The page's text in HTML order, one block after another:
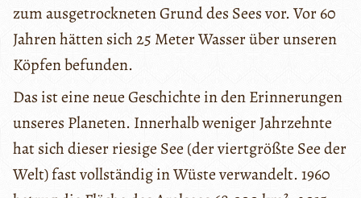
zum ausgetrockneten Grund des Sees vor. Vor 60
Jahren hätten sich 25 Meter Wasser über unseren
Köpfen befunden.
Das ist eine neue Geschichte in den Erinnerungen
unseres Planeten. Innerhalb weniger Jahrzehnte
hat sich dieser riesige See (der viertgrößte See der
Welt) fast vollständig in Wüste verwandelt. 1960